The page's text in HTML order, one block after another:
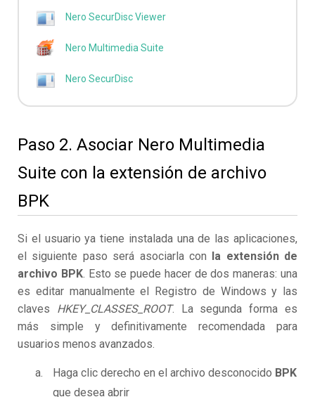
Nero SecurDisc Viewer
Nero Multimedia Suite
Nero SecurDisc
Paso 2. Asociar Nero Multimedia
Suite con la extensión de archivo
BPK
Si el usuario ya tiene instalada una de las aplicaciones,
el siguiente paso será asociarla con la extensión de
archivo BPK. Esto se puede hacer de dos maneras: una
es editar manualmente el Registro de Windows y las
claves HKEY_CLASSES_ROOT. La segunda forma es
más simple y definitivamente recomendada para
usuarios menos avanzados.
Haga clic derecho en el archivo desconocido BPK
que desea abrir